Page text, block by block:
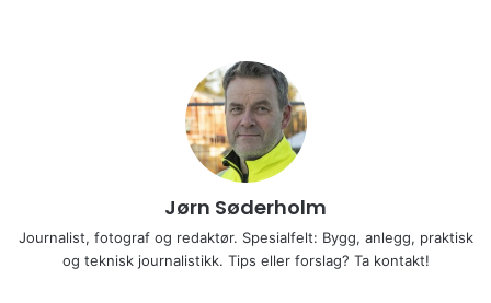
Jørn Søderholm
Journalist, fotograf og redaktør. Spesialfelt: Bygg, anlegg, praktisk
og teknisk journalistikk. Tips eller forslag? Ta kontakt!